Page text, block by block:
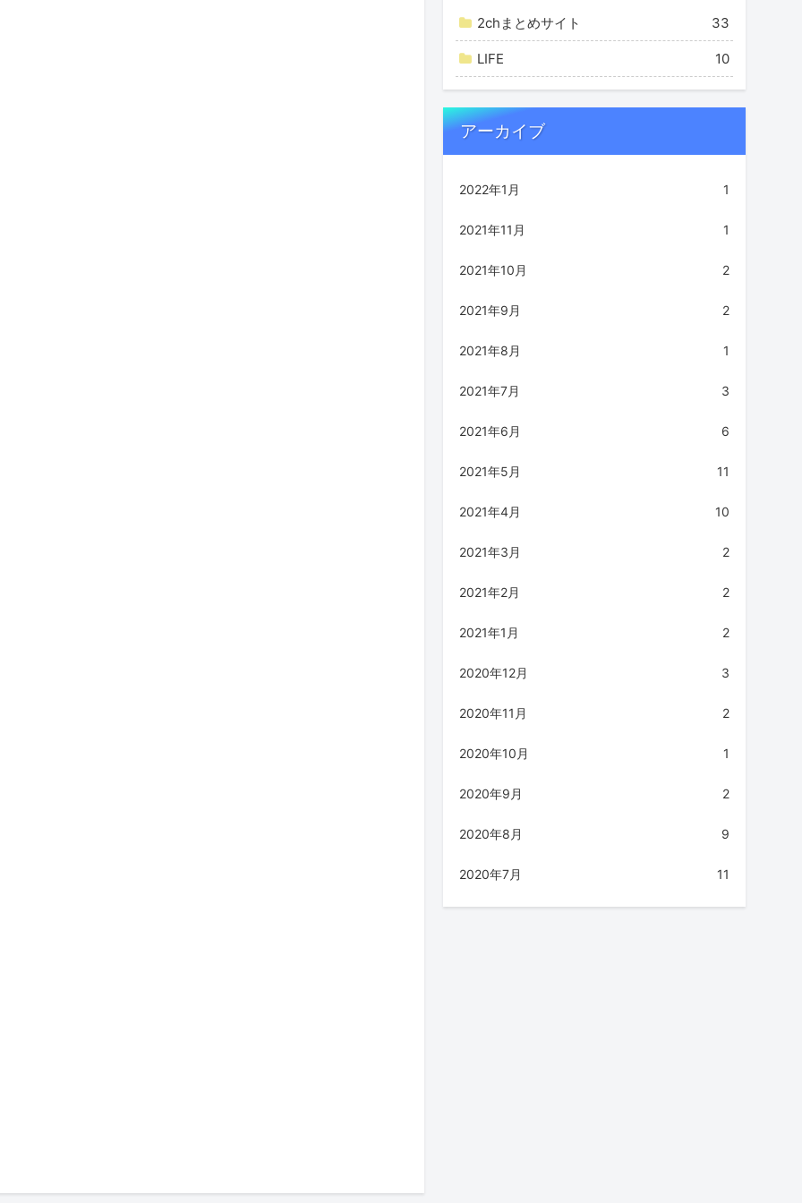
2chまとめサイト 33
LIFE 10
アーカイブ
2022年1月 1
2021年11月 1
2021年10月 2
2021年9月 2
2021年8月 1
2021年7月 3
2021年6月 6
2021年5月 11
2021年4月 10
2021年3月 2
2021年2月 2
2021年1月 2
2020年12月 3
2020年11月 2
2020年10月 1
2020年9月 2
2020年8月 9
2020年7月 11